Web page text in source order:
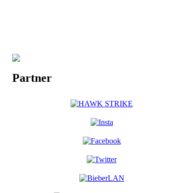
Partner